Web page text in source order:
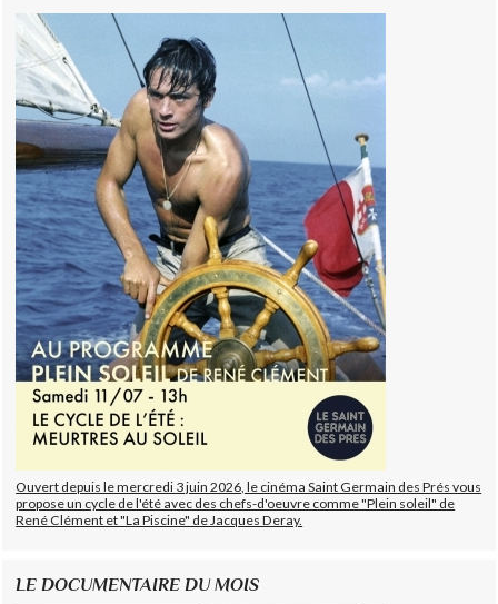
Ouvert depuis le mercredi 3 juin 2026, le cinéma Saint Germain des Prés vous
propose un cycle de l'été avec des chefs-d'oeuvre comme "Plein soleil" de
René Clément et "La Piscine" de Jacques Deray.
LE DOCUMENTAIRE DU MOIS